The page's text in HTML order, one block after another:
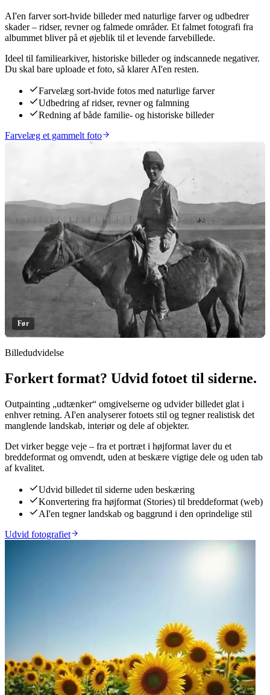
AI'en farver sort-hvide billeder med naturlige farver og udbedrer
skader – ridser, revner og falmede områder. Et falmet fotografi fra
albummet bliver på et øjeblik til et levende farvebillede.
Ideel til familiearkiver, historiske billeder og indscannede negativer.
Du skal bare uploade et foto, så klarer AI'en resten.
Farvelæg sort-hvide fotos med naturlige farver
Udbedring af ridser, revner og falmning
Redning af både familie- og historiske billeder
Farvelæg et gammelt foto
Klik for at afsløre
Før
Billedudvidelse
Forkert format? Udvid fotoet til siderne.
Outpainting „udtænker“ omgivelserne og udvider billedet glat i
enhver retning. AI'en analyserer fotoets stil og tegner realistisk det
manglende landskab, interiør og dele af objekter.
Det virker begge veje – fra et portræt i højformat laver du et
breddeformat og omvendt, uden at beskære vigtige dele og uden tab
af kvalitet.
Udvid billedet til siderne uden beskæring
Konvertering fra højformat (Stories) til breddeformat (web)
AI'en tegner landskab og baggrund i den oprindelige stil
Udvid fotografiet